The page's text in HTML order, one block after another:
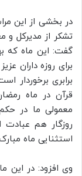
در بخشی از این
تشکر از مدیرکل و
گفت: این ماه که
برای روزه داران
برابری
قرآن در ماه
معمولی ما در
روزگار هم
استثنایی ماه
وی افزود: در این